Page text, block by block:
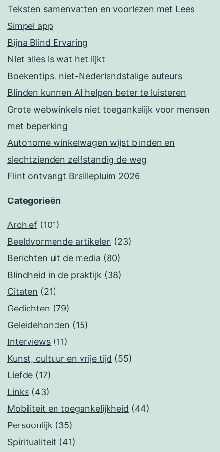
Teksten samenvatten en voorlezen met Lees
Simpel app
Bijna Blind Ervaring
Niet alles is wat het lijkt
Boekentips, niet-Nederlandstalige auteurs
Blinden kunnen AI helpen beter te luisteren
Grote webwinkels niet toegankelijk voor mensen
met beperking
Autonome winkelwagen wijst blinden en
slechtzienden zelfstandig de weg
Flint ontvangt Braillepluim 2026
Categorieën
Archief (101)
Beeldvormende artikelen (23)
Berichten uit de media (80)
Blindheid in de praktijk (38)
Citaten (21)
Gedichten (79)
Geleidehonden (15)
Interviews (11)
Kunst, cultuur en vrije tijd (55)
Liefde (17)
Links (43)
Mobiliteit en toegankelijkheid (44)
Persoonlijk (35)
Spiritualiteit (41)